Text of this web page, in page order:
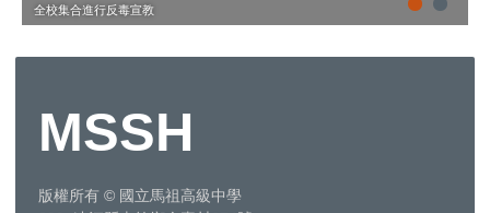
全校集合進行反毒宣教
MSSH
版權所有 © 國立馬祖高級中學